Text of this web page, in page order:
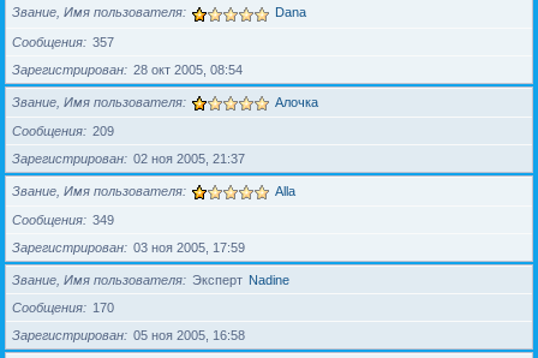
Звание, Имя пользователя Dana
Сообщения
357
Зарегистрирован
28 окт 2005, 08:54
Звание, Имя пользователя Алочка
Сообщения
209
Зарегистрирован
02 ноя 2005, 21:37
Звание, Имя пользователя Alla
Сообщения
349
Зарегистрирован
03 ноя 2005, 17:59
Звание, Имя пользователя Эксперт Nadine
Сообщения
170
Зарегистрирован
05 ноя 2005, 16:58